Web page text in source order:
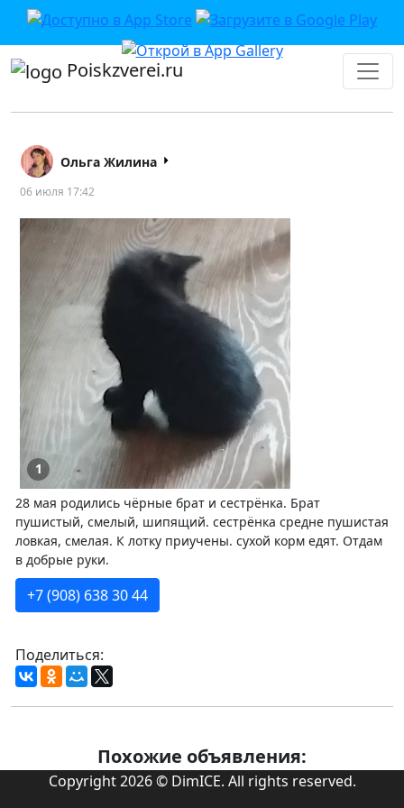
Poiskzverei.ru
Ольга Жилина
06 июля 17:42
1
28 мая родились чёрные брат и сестрёнка. Брат
пушистый, смелый, шипящий. сестрёнка средне пушистая
ловкая, смелая. К лотку приучены. сухой корм едят. Отдам
в добрые руки.
+7 (908) 638 30 44
Поделиться:
Похожие объявления:
Copyright 2026 © DimICE. All rights reserved.